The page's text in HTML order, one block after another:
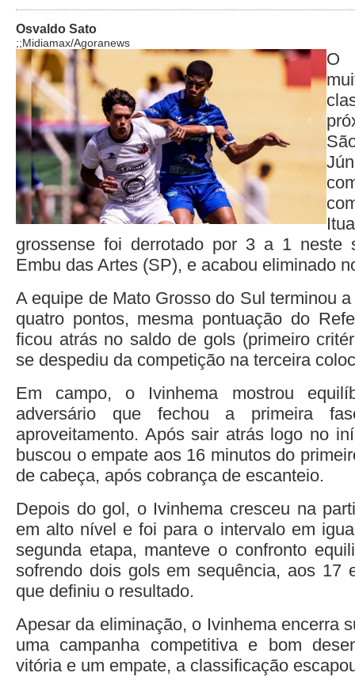
Osvaldo Sato
;;Midiamax/Agoranews
O
grossense foi derrotado por 3 a 1 neste
Embu das Artes (SP), e acabou eliminado
A equipe de Mato Grosso do Sul terminou
quatro pontos, mesma pontuação do
ficou atrás no saldo de gols (primeiro
se despediu da competição na terceira
Em campo, o Ivinhema mostrou
adversário que fechou a primeira
aproveitamento. Após sair atrás logo no
buscou o empate aos 16 minutos do
de cabeça, após cobrança de escanteio.
Depois do gol, o Ivinhema cresceu na
em alto nível e foi para o intervalo em
segunda etapa, manteve o confronto
sofrendo dois gols em sequência, aos 17
que definiu o resultado.
Apesar da eliminação, o Ivinhema encerra
uma campanha competitiva e bom
vitória e um empate, a classificação